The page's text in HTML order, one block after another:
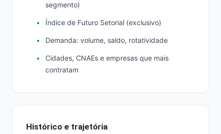
segmento)
Índice de Futuro Setorial (exclusivo)
Demanda: volume, saldo, rotatividade
Cidades, CNAEs e empresas que mais
contratam
Histórico e trajetória